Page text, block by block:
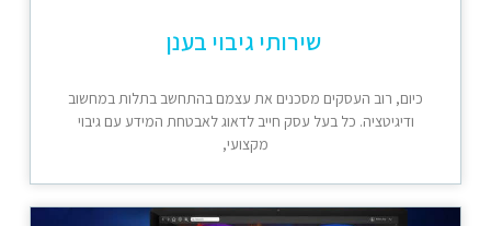
שירותי גיבוי בענן
כיום, רוב העסקים מסכנים את עצמם בהתחשב בתלות במחשוב
ודיגיטציה. כל בעל עסק חייב לדאוג לאבטחת המידע עם גיבוי
מקצועי,